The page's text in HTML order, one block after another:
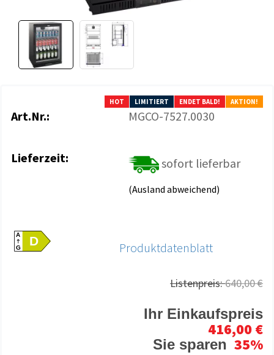
HOT LIMITIERT ENDET BALD! AKTION!
Art.Nr.: MGCO-7527.0030
Lieferzeit: sofort lieferbar
(Ausland abweichend)
A
GD Produktdatenblatt
Listenpreis:640,00 €
Ihr Einkaufspreis
416,00 €
Sie sparen 35%